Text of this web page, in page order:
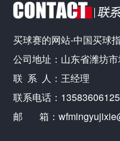
买球赛的网站-中国买球
公司地址：山东省潍坊
联 系 人：王经理
联系电话：13583606125
邮 箱：